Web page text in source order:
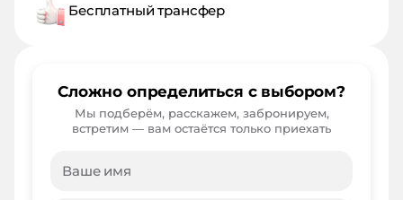
Бесплатный трансфер
Сложно определиться с выбором?
Мы подберём, расскажем, забронируем,
встретим — вам остаётся только приехать